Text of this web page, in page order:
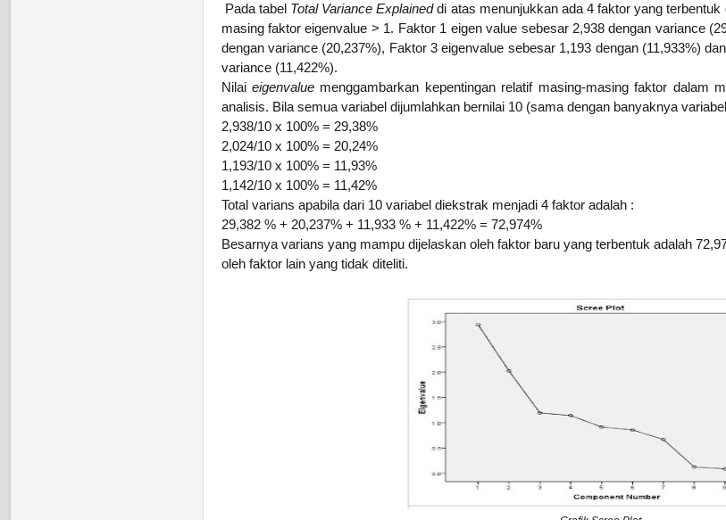
Pada tabel Total Variance Explaineddi atas menunjukkan ada 4 faktor yang
masing faktor eigenvalue > 1. Faktor 1 eigen value sebesar 2,938 dengan variance
dengan variance (20,237%), Faktor 3 eigenvalue sebesar 1,193 dengan (11,933%)
variance (11,422%).
Nilai eigenvaluemenggambarkan kepentingan relatif masing-masing faktor dalam
analisis. Bila semua variabel dijumlahkan bernilai 10 (sama dengan banyaknya
2,938/10 x 100% = 29,38%
2,024/10 x 100% = 20,24%
1,193/10 x 100% = 11,93%
1,142/10 x 100% = 11,42%
Total varians apabila dari 10 variabel diekstrak menjadi 4 faktor adalah :
29,382 % + 20,237% + 11,933 % + 11,422% = 72,974%
Besarnya varians yang mampu dijelaskan oleh faktor baru yang terbentuk adalah
oleh faktor lain yang tidak diteliti.